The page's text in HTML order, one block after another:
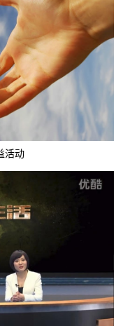
活动